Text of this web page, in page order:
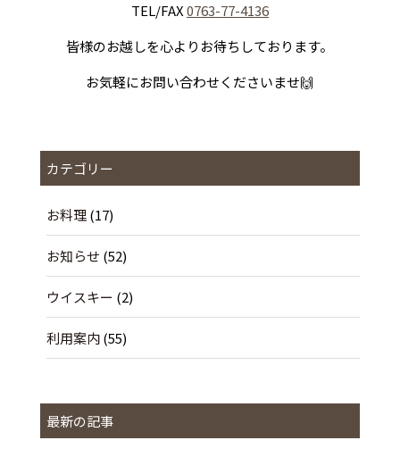
TEL/FAX0763-77-4136
皆様のお越しを心よりお待ちしております。
お気軽にお問い合わせくださいませ🙌
カテゴリー
お料理(17)
お知らせ (52)
ウイスキー (2)
利用案内(55)
最新の記事